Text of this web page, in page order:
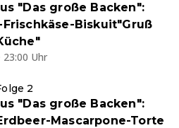
"Das große Backen":
Biskuit"Gruß
23:00 Uhr
2
"Das große Backen":
Mascarpone-Torte